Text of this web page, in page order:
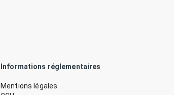
Informations réglementaires
Mentions légales